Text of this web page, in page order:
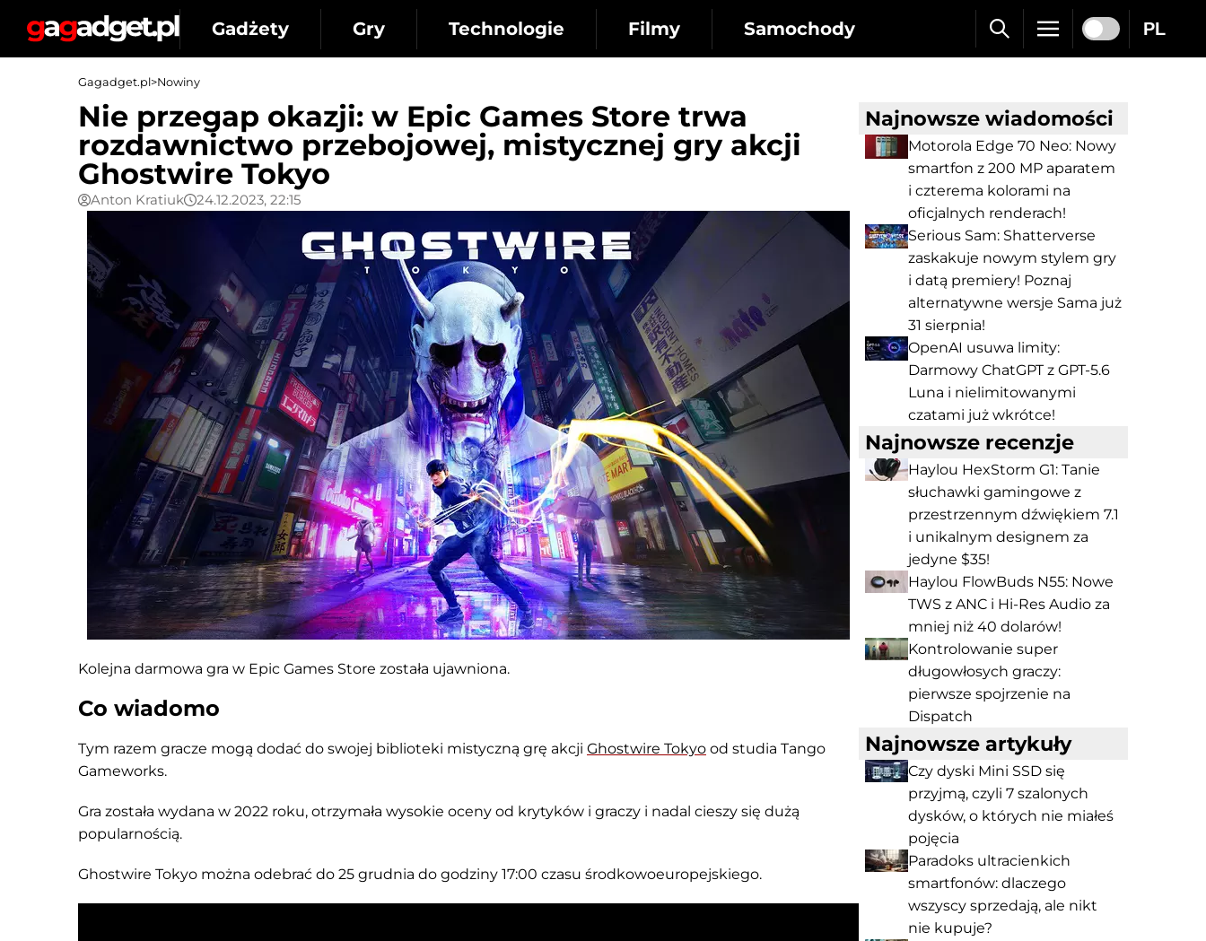
Gadżety Gry Technologie Filmy Samochody PL
Gagadget.pl>Nowiny
Nie przegap okazji: w Epic Games Store trwa
rozdawnictwo przebojowej, mistycznej gry akcji
Ghostwire Tokyo
Anton Kratiuk 24.12.2023, 22:15
Kolejna darmowa gra w Epic Games Store została ujawniona.
Co wiadomo
Tym razem gracze mogą dodać do swojej biblioteki mistyczną grę akcji Ghostwire Tokyo od studia Tango
Gameworks.
Gra została wydana w 2022 roku, otrzymała wysokie oceny od krytyków i graczy i nadal cieszy się dużą
popularnością.
Ghostwire Tokyo można odebrać do 25 grudnia do godziny 17:00 czasu środkowoeuropejskiego.
Najnowsze wiadomości
Motorola Edge 70 Neo: Nowy
smartfon z 200 MP aparatem
i czterema kolorami na
oficjalnych renderach!
Serious Sam: Shatterverse
zaskakuje nowym stylem gry
i datą premiery! Poznaj
alternatywne wersje Sama już
31 sierpnia!
OpenAI usuwa limity:
Darmowy ChatGPT z GPT-5.6
Luna i nielimitowanymi
czatami już wkrótce!
Najnowsze recenzje
Haylou HexStorm G1: Tanie
słuchawki gamingowe z
przestrzennym dźwiękiem 7.1
i unikalnym designem za
jedyne $35!
Haylou FlowBuds N55: Nowe
TWS z ANC i Hi-Res Audio za
mniej niż 40 dolarów!
Kontrolowanie super
długowłosych graczy:
pierwsze spojrzenie na
Dispatch
Najnowsze artykuły
Czy dyski Mini SSD się
przyjmą, czyli 7 szalonych
dysków, o których nie miałeś
pojęcia
Paradoks ultracienkich
smartfonów: dlaczego
wszyscy sprzedają, ale nikt
nie kupuje?